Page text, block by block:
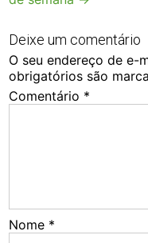
Deixe um comentário
O seu endereço de e-
obrigatórios são
Comentário *
Nome *